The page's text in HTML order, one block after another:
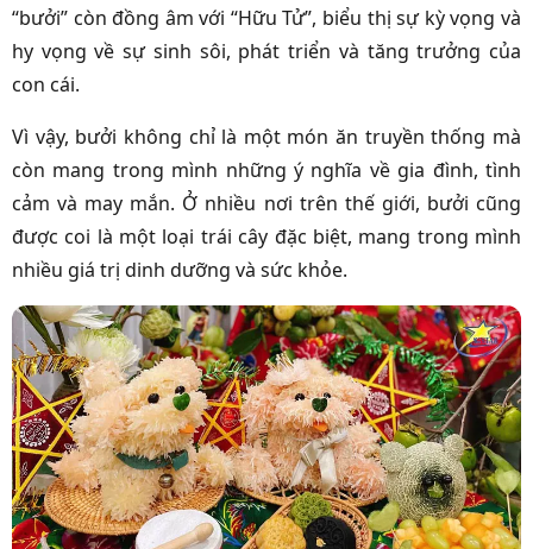
“bưởi” còn đồng âm với “Hữu Tử”, biểu thị sự kỳ vọng và
hy vọng về sự sinh sôi, phát triển và tăng trưởng của
con cái.
Vì vậy, bưởi không chỉ là một món ăn truyền thống mà
còn mang trong mình những ý nghĩa về gia đình, tình
cảm và may mắn. Ở nhiều nơi trên thế giới, bưởi cũng
được coi là một loại trái cây đặc biệt, mang trong mình
nhiều giá trị dinh dưỡng và sức khỏe.